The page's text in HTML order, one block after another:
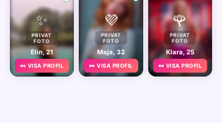
✨
PRIVAT
FOTO
Elin, 21
👀 VISA PROFIL
💜
PRIVAT
FOTO
Maja, 32
👀 VISA PROFIL
🌹
PRIVAT
FOTO
Klara, 25
👀 VISA PROFIL